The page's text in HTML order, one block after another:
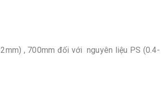
, 700mm đối với nguyên liệu PS (0.4-